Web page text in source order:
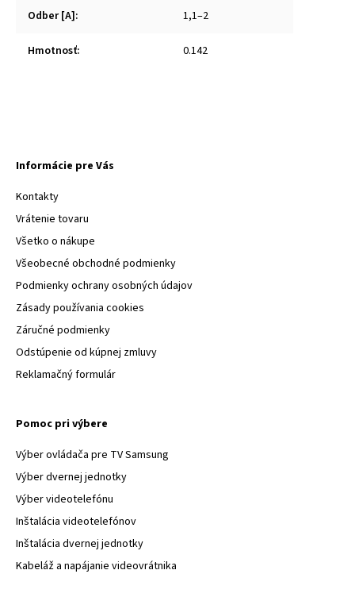
Odber [A]: 1,1–2
Hmotnosť: 0.142
Informácie pre Vás
Kontakty
Vrátenie tovaru
Všetko o nákupe
Všeobecné obchodné podmienky
Podmienky ochrany osobných údajov
Zásady používania cookies
Záručné podmienky
Odstúpenie od kúpnej zmluvy
Reklamačný formulár
Pomoc pri výbere
Výber ovládača pre TV Samsung
Výber dvernej jednotky
Výber videotelefónu
Inštalácia videotelefónov
Inštalácia dvernej jednotky
Kabeláž a napájanie videovrátnika